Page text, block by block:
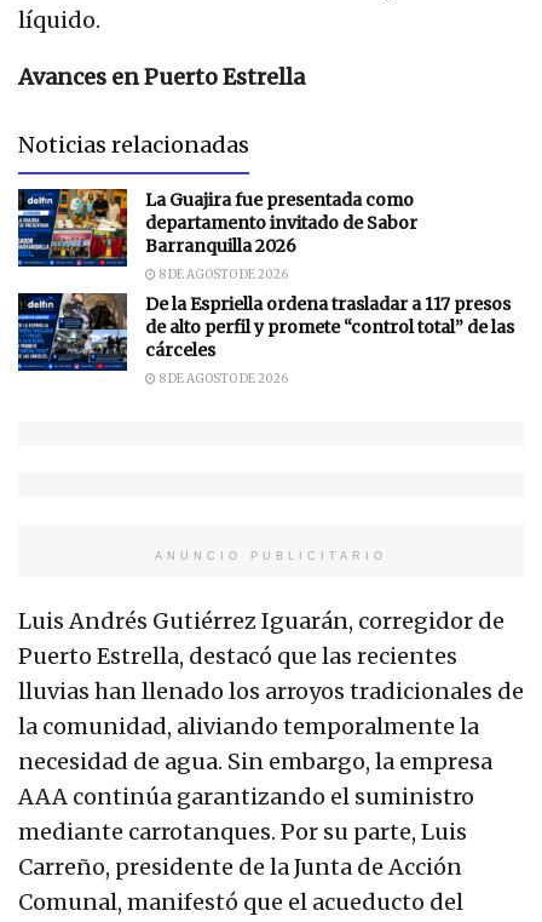
líquido.
Avances en Puerto Estrella
Noticias relacionadas
La Guajira fue presentada como
departamento invitado de Sabor
Barranquilla 2026
8 DE AGOSTO DE 2026
De la Espriella ordena trasladar a 117 presos
de alto perfil y promete “control total” de las
cárceles
8 DE AGOSTO DE 2026
ANUNCIO PUBLICITARIO
Luis Andrés Gutiérrez Iguarán, corregidor de
Puerto Estrella, destacó que las recientes
lluvias han llenado los arroyos tradicionales de
la comunidad, aliviando temporalmente la
necesidad de agua. Sin embargo, la empresa
AAA continúa garantizando el suministro
mediante carrotanques. Por su parte, Luis
Carreño, presidente de la Junta de Acción
Comunal, manifestó que el acueducto del